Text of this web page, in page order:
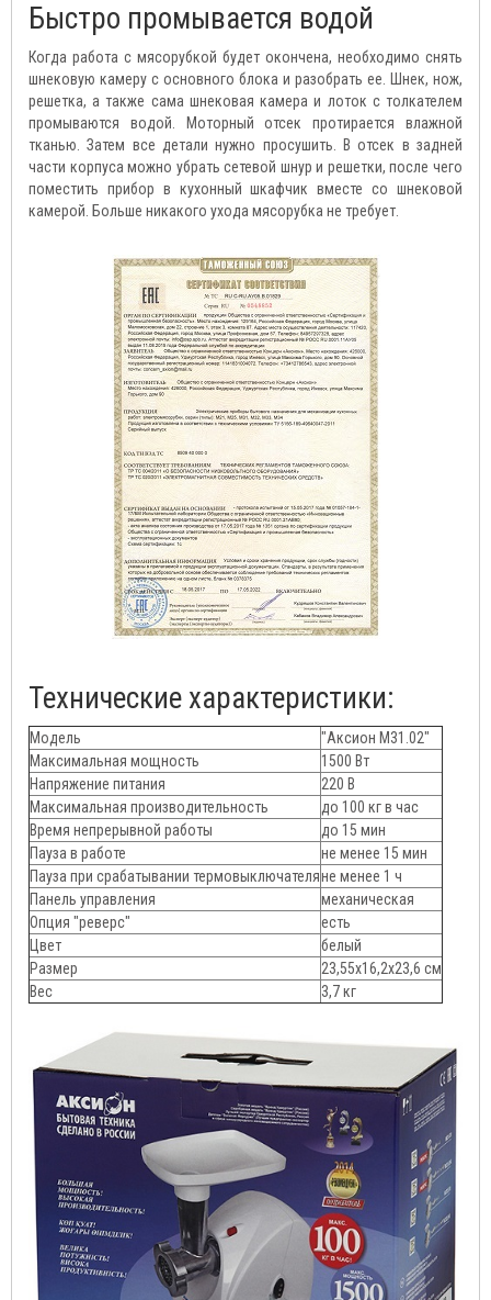
Быстро промывается водой
Когда работа с мясорубкой будет окончена, необходимо снять
шнековую камеру с основного блока и разобрать ее. Шнек, нож,
решетка, а также сама шнековая камера и лоток с толкателем
промываются водой. Моторный отсек протирается влажной
тканью. Затем все детали нужно просушить. В отсек в задней
части корпуса можно убрать сетевой шнур и решетки, после чего
поместить прибор в кухонный шкафчик вместе со шнековой
камерой. Больше никакого ухода мясорубка не требует.
Технические характеристики:
Модель
"Аксион М31.02"
Максимальная мощность
1500 Вт
Напряжение питания
220 В
Максимальная производительность
до 100 кг в час
Время непрерывной работы
до 15 мин
Пауза в работе
не менее 15 мин
Пауза при срабатывании термовыключателяне менее 1 ч
Панель управления
механическая
Опция "реверс"
есть
Цвет
белый
Размер
23,55х16,2х23,6 см
Вес
3,7 кг